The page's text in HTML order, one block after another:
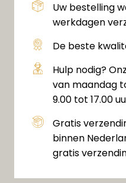
Uw bestelling
werkdagen
De beste
Hulp nodig?
van maandag
9.00 tot 17.00
Gratis
binnen
gratis